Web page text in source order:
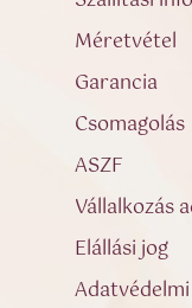
Méretvétel
Garancia
Csomagolás
ASZF
Vállalkozás
Elállási jog